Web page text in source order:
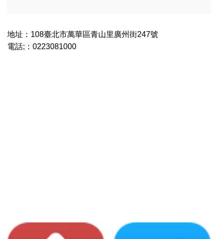
地址：108臺北市萬華區青山里廣州街247號
電話;：0223081000